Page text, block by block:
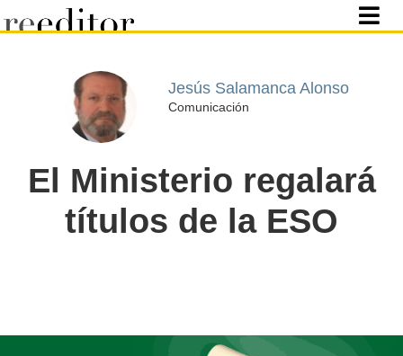
Jesús Salamanca Alonso
Comunicación
El Ministerio regalará
títulos de la ESO